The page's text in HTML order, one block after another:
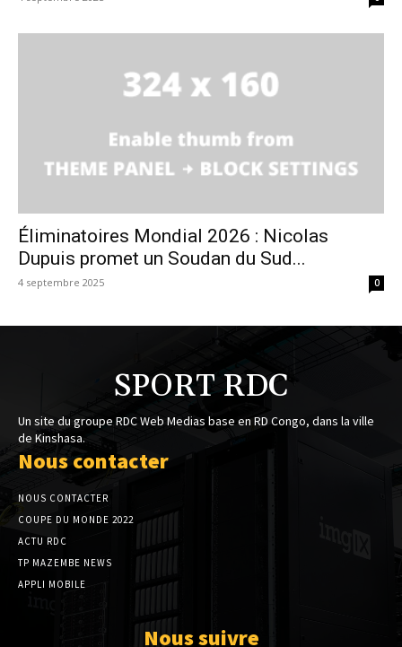
Éliminatoires Mondial 2026 : Nicolas
Dupuis promet un Soudan du Sud...
4 septembre 2025 0
SPORT RDC
Un site du groupe RDC Web Medias base en RD Congo, dans la ville
de Kinshasa.
Nous contacter
NOUS CONTACTER
COUPE DU MONDE 2022
ACTU RDC
TP MAZEMBE NEWS
APPLI MOBILE
Nous suivre